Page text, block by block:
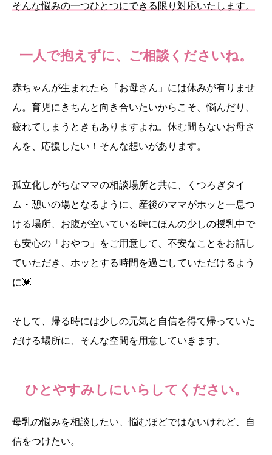
そんな悩みの一つひとつにできる限り対応いたします。
一人で抱えずに、ご相談くださいね。
赤ちゃんが生まれたら「お母さん」には休みが有りませ
ん。育児にきちんと向き合いたいからこそ、悩んだり、
疲れてしまうときもありますよね。休む間もないお母さ
んを、応援したい！そんな想いがあります。
孤立化しがちなママの相談場所と共に、くつろぎタイ
ム・憩いの場となるように、産後のママがホッと一息つ
ける場所、お腹が空いている時にほんの少しの授乳中で
も安心の「おやつ」をご用意して、不安なことをお話し
ていただき、ホッとする時間を過ごしていただけるよう
に💓
そして、帰る時には少しの元気と自信を得て帰っていた
だける場所に、そんな空間を用意していきます。
ひとやすみしにいらしてください。
母乳の悩みを相談したい、悩むほどではないけれど、自
信をつけたい。